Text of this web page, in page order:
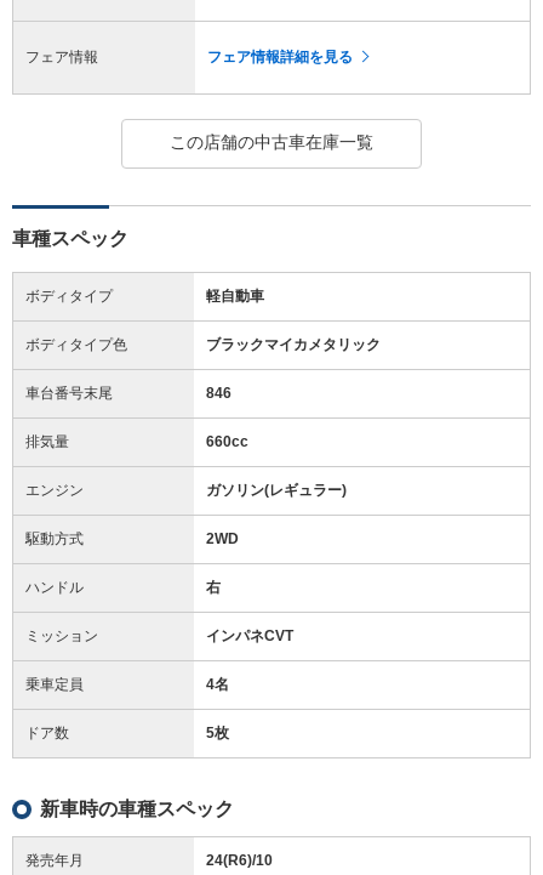
フェア情報 フェア情報詳細を見る
この店舗の中古車在庫一覧
車種スペック
ボディタイプ 軽自動車
ボディタイプ色 ブラックマイカメタリック
車台番号末尾 846
排気量 660cc
エンジン ガソリン(レギュラー)
駆動方式 2WD
ハンドル 右
ミッション インパネCVT
乗車定員 4名
ドア数 5枚
新車時の車種スペック
発売年月 24(R6)/10